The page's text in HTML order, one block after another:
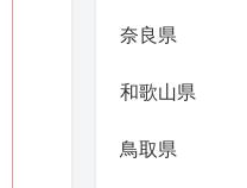
奈良県
和歌山県
鳥取県